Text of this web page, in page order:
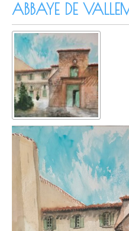
ABBAYE DE